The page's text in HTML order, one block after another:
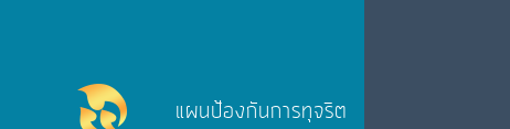
แผนป้องกันการทุจริต